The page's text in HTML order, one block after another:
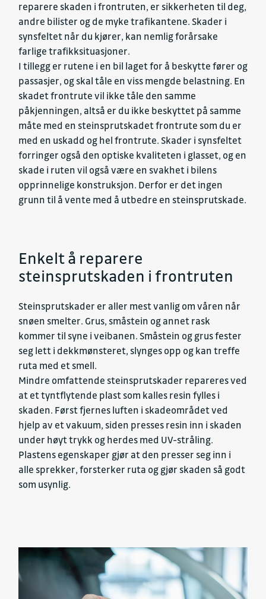
reparere skaden i frontruten, er sikkerheten til deg,
andre bilister og de myke trafikantene. Skader i
synsfeltet når du kjører, kan nemlig forårsake
farlige trafikksituasjoner.
I tillegg er rutene i en bil laget for å beskytte fører og
passasjer, og skal tåle en viss mengde belastning. En
skadet frontrute vil ikke tåle den samme
påkjenningen, altså er du ikke beskyttet på samme
måte med en steinsprutskadet frontrute som du er
med en uskadd og hel frontrute. Skader i synsfeltet
forringer også den optiske kvaliteten i glasset, og en
skade i ruten vil også være en svakhet i bilens
opprinnelige konstruksjon. Derfor er det ingen
grunn til å vente med å utbedre en steinsprutskade.
Enkelt å reparere
steinsprutskaden i frontruten
Steinsprutskader er aller mest vanlig om våren når
snøen smelter. Grus, småstein og annet rask
kommer til syne i veibanen. Småstein og grus fester
seg lett i dekkmønsteret, slynges opp og kan treffe
ruta med et smell.
Mindre omfattende steinsprutskader repareres ved
at et tyntflytende plast som kalles resin fylles i
skaden. Først fjernes luften i skadeområdet ved
hjelp av et vakuum, siden presses resin inn i skaden
under høyt trykk og herdes med UV-stråling.
Plastens egenskaper gjør at den presser seg inn i
alle sprekker, forsterker ruta og gjør skaden så godt
som usynlig.